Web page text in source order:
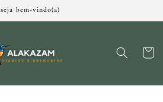
seja bem-vindo(a)